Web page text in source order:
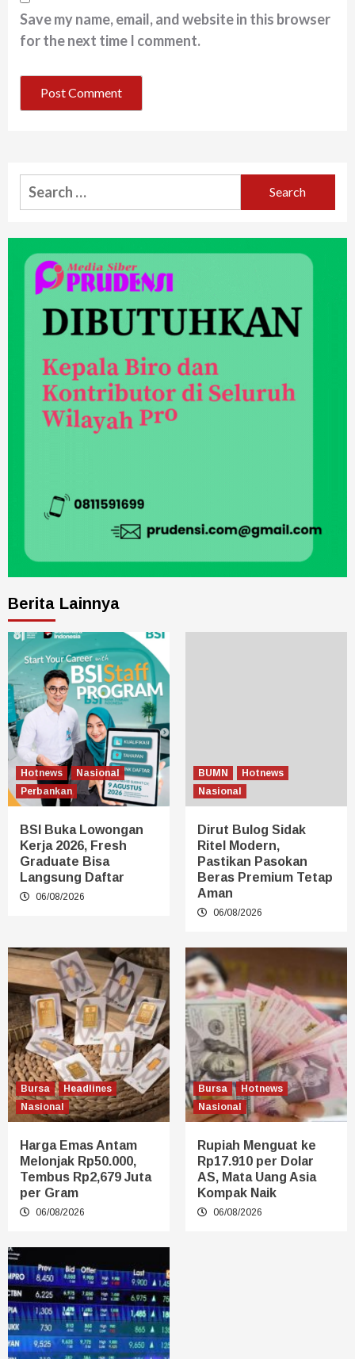
Save my name, email, and website in this browser
for the next time I comment.
Berita Lainnya
Hotnews
Nasional
Perbankan
BSI Buka Lowongan
Kerja 2026, Fresh
Graduate Bisa
Langsung Daftar
06/08/2026
BUMN
Hotnews
Nasional
Dirut Bulog Sidak
Ritel Modern,
Pastikan Pasokan
Beras Premium Tetap
Aman
06/08/2026
Bursa
Headlines
Nasional
Harga Emas Antam
Melonjak Rp50.000,
Tembus Rp2,679 Juta
per Gram
06/08/2026
Bursa
Hotnews
Nasional
Rupiah Menguat ke
Rp17.910 per Dolar
AS, Mata Uang Asia
Kompak Naik
06/08/2026